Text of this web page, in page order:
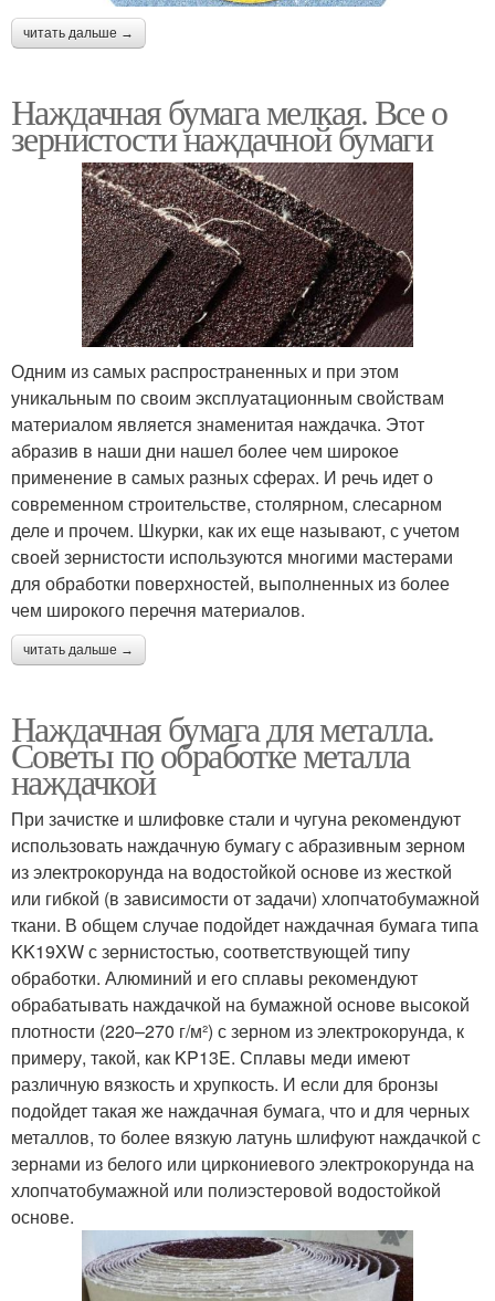
читать дальше →
Наждачная бумага мелкая. Все о
зернистости наждачной бумаги
Одним из самых распространенных и при этом
уникальным по своим эксплуатационным свойствам
материалом является знаменитая наждачка. Этот
абразив в наши дни нашел более чем широкое
применение в самых разных сферах. И речь идет о
современном строительстве, столярном, слесарном
деле и прочем. Шкурки, как их еще называют, с учетом
своей зернистости используются многими мастерами
для обработки поверхностей, выполненных из более
чем широкого перечня материалов.
читать дальше →
Наждачная бумага для металла.
Советы по обработке металла
наждачкой
При зачистке и шлифовке стали и чугуна рекомендуют
использовать наждачную бумагу с абразивным зерном
из электрокорунда на водостойкой основе из жесткой
или гибкой (в зависимости от задачи) хлопчатобумажной
ткани. В общем случае подойдет наждачная бумага типа
KK19XW с зернистостью, соответствующей типу
обработки. Алюминий и его сплавы рекомендуют
обрабатывать наждачкой на бумажной основе высокой
плотности (220–270 г/м²) с зерном из электрокорунда, к
примеру, такой, как KP13E. Сплавы меди имеют
различную вязкость и хрупкость. И если для бронзы
подойдет такая же наждачная бумага, что и для черных
металлов, то более вязкую латунь шлифуют наждачкой с
зернами из белого или циркониевого электрокорунда на
хлопчатобумажной или полиэстеровой водостойкой
основе.